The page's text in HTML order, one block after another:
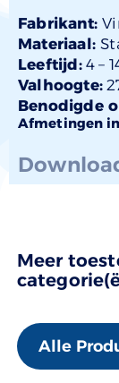
Fabrikant:
Materiaal:
Leeftijd:4 –
Valhoogte:
Benodigde
Afmetingen
Meer
Alle